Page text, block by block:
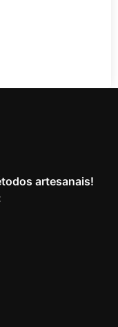
artesanais!